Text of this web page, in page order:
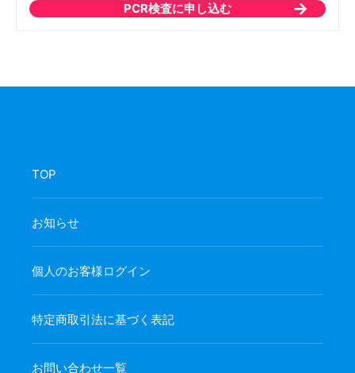
PCR検査に申し込む
TOP
お知らせ
個人のお客様ログイン
特定商取引法に基づく表記
お問い合わせ一覧